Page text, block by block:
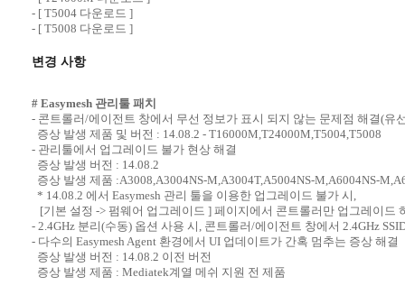
- [ T5004 다운로드 ]
- [ T5008 다운로드 ]
변경 사항
# Easymesh 관리툴 패치
- 콘트롤러/에이전트 창에서 무선 정보가 표시 되지 않는 문제점 해결(유
증상 발생 제품 및 버전 : 14.08.2 - T16000M,T24000M,T5004,T5008
- 관리툴에서 업그레이드 불가 현상 해결
증상 발생 버전 : 14.08.2
증상 발생 제품 :A3008,A3004NS-M,A3004T,A5004NS-M,A6004NS-
* 14.08.2 에서 Easymesh 관리 툴을 이용한 업그레이드 불가 시,
[기본 설정 -> 펌웨어 업그레이드 ] 페이지에서 콘트롤러만 업그레이드
- 2.4GHz 분리(수동) 옵션 사용 시, 콘트롤러/에이전트 창에서 2.4GHz
- 다수의 Easymesh Agent 환경에서 UI 업데이트가 간혹 멈추는 증상 해결
증상 발생 버전 : 14.08.2 이전 버전
증상 발생 제품 : Mediatek계열 메쉬 지원 전 제품